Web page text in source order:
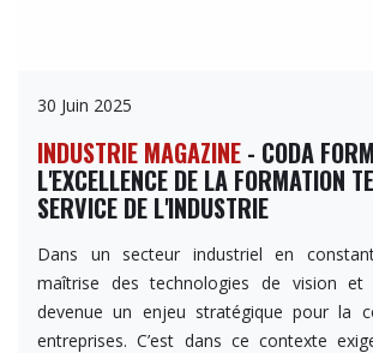
30 Juin 2025
INDUSTRIE MAGAZINE - CODA
L'EXCELLENCE DE LA FORMATION
SERVICE DE L'INDUSTRIE
Dans un secteur industriel en
maîtrise des technologies de vision
devenue un enjeu stratégique pour la
entreprises. C’est dans ce contexte